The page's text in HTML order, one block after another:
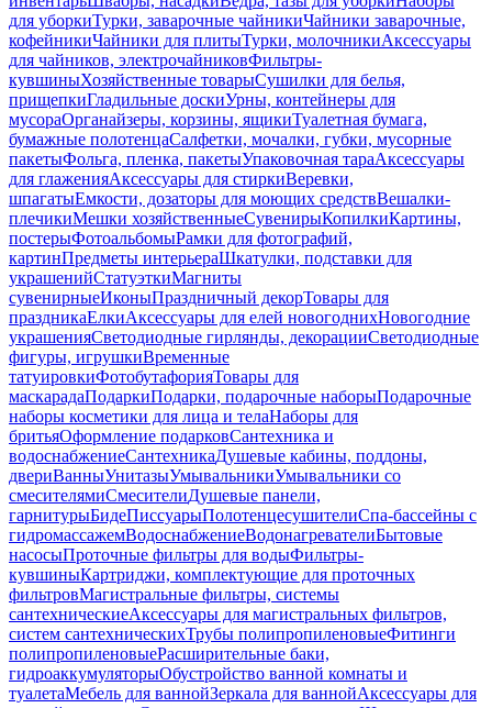
для уборкиТурки, заварочные чайникиЧайники заварочные,
кофейникиЧайники для плитыТурки, молочникиАксессуары
для чайников, электрочайниковФильтры-
кувшиныХозяйственные товарыСушилки для белья,
прищепкиГладильные доскиУрны, контейнеры для
мусораОрганайзеры, корзины, ящикиТуалетная бумага,
бумажные полотенцаСалфетки, мочалки, губки, мусорные
пакетыФольга, пленка, пакетыУпаковочная тараАксессуары
для глаженияАксессуары для стиркиВеревки,
шпагатыЕмкости, дозаторы для моющих средствВешалки-
плечикиМешки хозяйственныеСувенирыКопилкиКартины,
постерыФотоальбомыРамки для фотографий,
картинПредметы интерьераШкатулки, подставки для
украшенийСтатуэткиМагниты
сувенирныеИконыПраздничный декорТовары для
праздникаЕлкиАксессуары для елей новогоднихНовогодние
украшенияСветодиодные гирлянды, декорацииСветодиодные
фигуры, игрушкиВременные
татуировкиФотобутафорияТовары для
маскарадаПодаркиПодарки, подарочные наборыПодарочные
наборы косметики для лица и телаНаборы для
бритьяОформление подарковСантехника и
водоснабжениеСантехникаДушевые кабины, поддоны,
двериВанныУнитазыУмывальникиУмывальники со
смесителямиСмесителиДушевые панели,
гарнитурыБидеПиссуарыПолотенцесушителиСпа-бассейны с
гидромассажемВодоснабжениеВодонагревателиБытовые
насосыПроточные фильтры для водыФильтры-
кувшиныКартриджи, комплектующие для проточных
фильтровМагистральные фильтры, системы
сантехническиеАксессуары для магистральных фильтров,
систем сантехническихТрубы полипропиленовыеФитинги
полипропиленовыеРасширительные баки,
гидроаккумуляторыОбустройство ванной комнаты и
туалетаМебель для ваннойЗеркала для ваннойАксессуары для